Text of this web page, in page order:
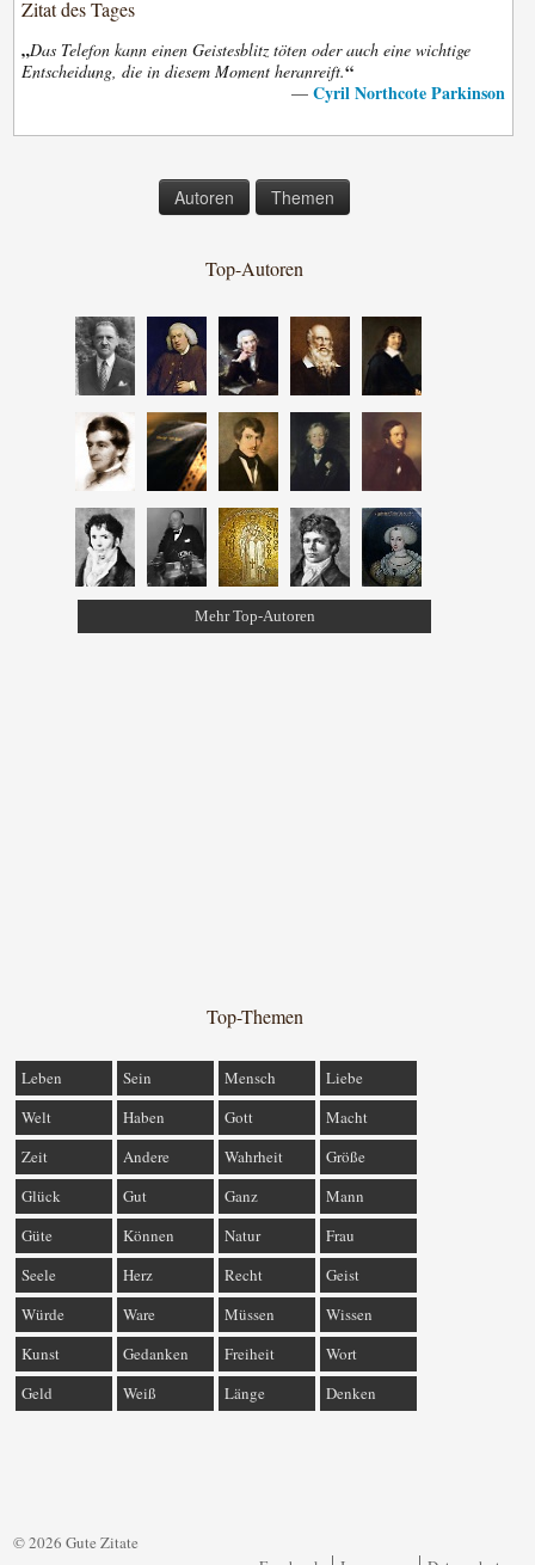
Zitat des Tages
„Das Telefon kann einen Geistesblitz töten oder auch eine wichtige
Entscheidung, die in diesem Moment heranreift.“
— Cyril Northcote Parkinson
Autoren Themen
Top-Autoren
Mehr Top-Autoren
Top-Themen
Leben Sein Mensch
Liebe
Welt
Haben Gott
Macht
Zeit
Andere Wahrheit
Größe
Glück
Gut Ganz
Mann
Güte
Können Natur
Frau
Seele
Herz Recht
Geist
Würde
Ware Müssen
Wissen
Kunst
Gedanken Freiheit
Wort
Geld
Weiß Länge Denken
© 2026 Gute Zitate